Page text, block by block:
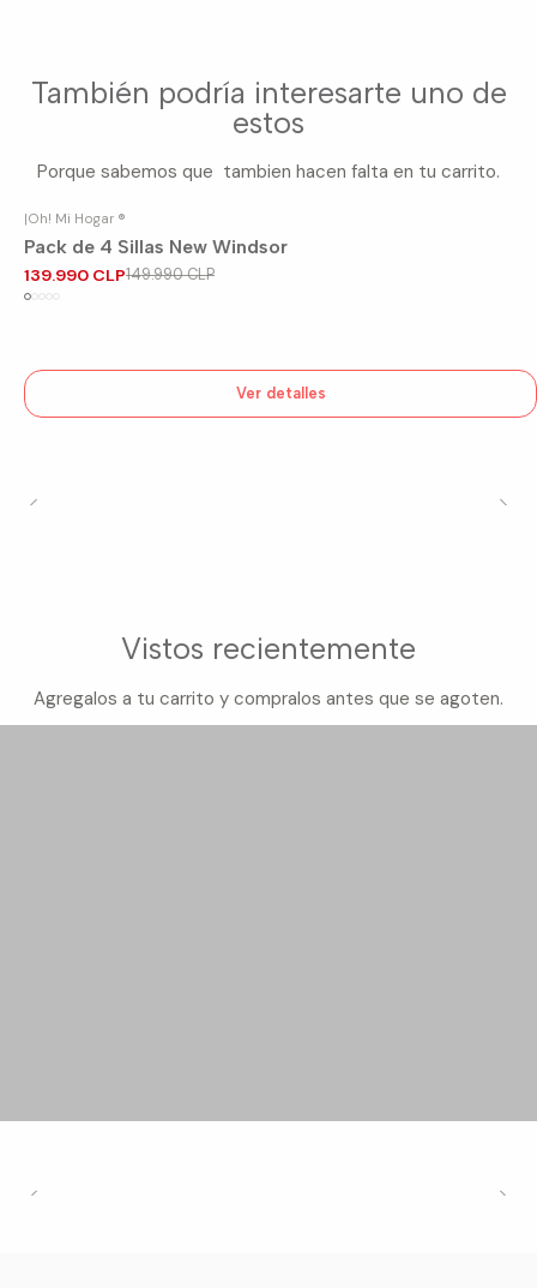
También podría interesarte uno de
estos
Porque sabemos que tambien hacen falta en tu carrito.
-7%
Agotado
|Oh! Mi Hogar ®
Pack de 4 Sillas New Windsor
139.990 CLP149.990 CLP
Ver detalles
Vistos recientemente
Agregalos a tu carrito y compralos antes que se agoten.